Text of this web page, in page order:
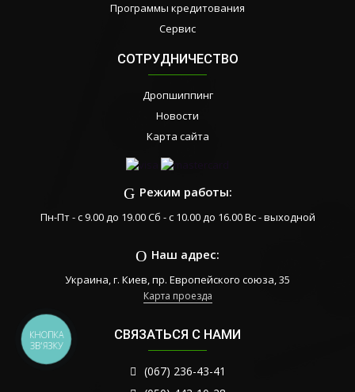
Программы кредитования
Сервис
СОТРУДНИЧЕСТВО
Дропшиппинг
Новости
Карта сайта
Режим работы:
Пн-Пт - с 9.00 до 19.00 Сб - с 10.00 до 16.00 Вс - выходной
Наш адрес:
Украина, г. Киев, пр. Европейского союза, 35
Карта проезда
СВЯЗАТЬСЯ С НАМИ
(067) 236-43-41
КНОПКА
ЗВ'ЯЗКУ